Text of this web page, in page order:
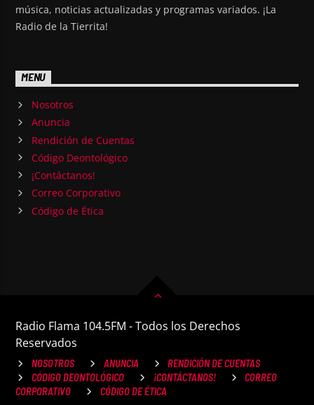
música, noticias actualizadas y programas variados. ¡La
Radio de la Tierrita!
MENU
Nosotros
Anuncia
Rendición de Cuentas
Código Deontológico
¡Contáctanos!
Correo Corporativo
Código de Ética
Radio Flama 104.5FM - Todos los Derechos
Reservados
NOSOTROS ANUNCIA
RENDICIÓN DE CUENTAS
CÓDIGO DEONTOLÓGICO
¡CONTÁCTANOS!
CORREO
CORPORATIVO
CÓDIGO DE ÉTICA